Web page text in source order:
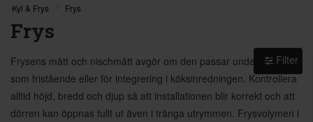
Kyl & Frys Frys
Frys
Frysens mått och nischmått avgör om den passar under bänken,
som fristående eller för integrering i köksinredningen. Kontrollera
alltid höjd, bredd och djup så att installationen blir korrekt och att
dörren kan öppnas fullt ut även i trånga utrymmen. Frysvolymen i
Filter